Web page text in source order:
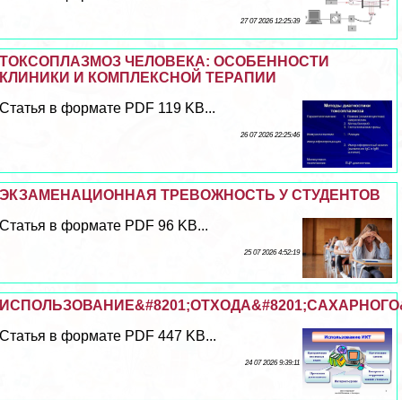
27 07 2026 12:25:39
ТОКСОПЛАЗМОЗ ЧЕЛОВЕКА: ОСОБЕННОСТИ
КЛИНИКИ И КОМПЛЕКСНОЙ ТЕРАПИИ
Статья в формате PDF 119 KB...
26 07 2026 22:25:46
ЭКЗАМЕНАЦИОННАЯ ТРЕВОЖНОСТЬ У СТУДЕНТОВ
Статья в формате PDF 96 KB...
25 07 2026 4:52:19
Статья в формате PDF 447 KB...
24 07 2026 9:39:11